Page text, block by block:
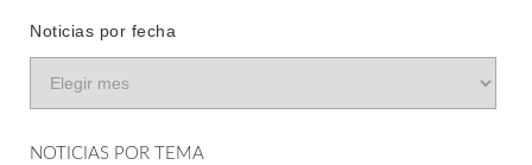
Noticias por fecha
NOTICIAS POR TEMA